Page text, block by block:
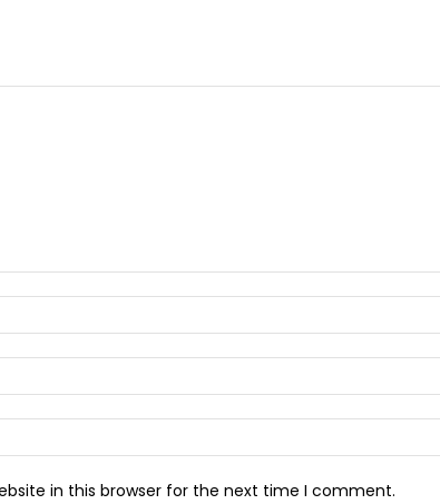
in this browser for the next time I comment.